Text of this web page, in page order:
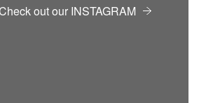
out our INSTAGRAM